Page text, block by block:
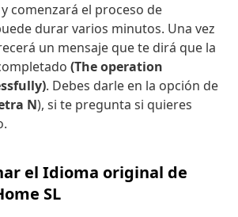
y comenzará el proceso de
durar varios minutos. Una vez
un mensaje que te dirá que la
(The operation
. Debes darle en la opción de
N), si te pregunta si quieres
el Idioma original de
SL